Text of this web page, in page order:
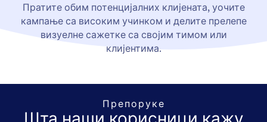
Пратите обим потенцијалних клијената, уочите
кампање са високим учинком и делите прелепе
визуелне сажетке са својим тимом или
клијентима.
Препоруке